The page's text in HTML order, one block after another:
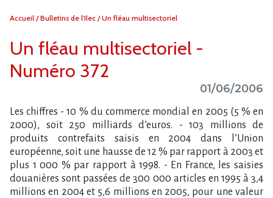
Vous
Accueil /Bulletins de l'Ilec /Un fléau multisectoriel
Un fléau multisectoriel -
Numéro 372
01/06/2006
Les chiffres - 10 % du commerce mondial en 2005 (5 % en
2000), soit 250 milliards d’euros. - 103 millions de
produits contrefaits saisis en 2004 dans l’Union
européenne, soit une hausse de 12 % par rapport à 2003 et
plus 1 000 % par rapport à 1998. - En France, les saisies
douanières sont passées de 300 000 articles en 1995 à 3,4
millions en 2004 et 5,6 millions en 2005, pour une valeur